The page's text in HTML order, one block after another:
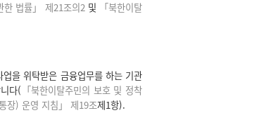
한 법률」 제21조의2및
「북한이탈
을 위탁받은 금융업무를 하는 기관
다( 「북한이탈주민의 보호 및 정착
장) 운영 지침」 제19조제1항).